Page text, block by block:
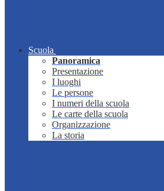
Scuola
Panoramica
Presentazione
I luoghi
Le persone
I numeri della scuola
Le carte della scuola
Organizzazione
La storia